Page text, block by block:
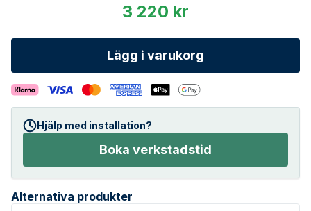
3 220 kr
Lägg i varukorg
Hjälp med installation?
Boka verkstadstid
Alternativa produkter